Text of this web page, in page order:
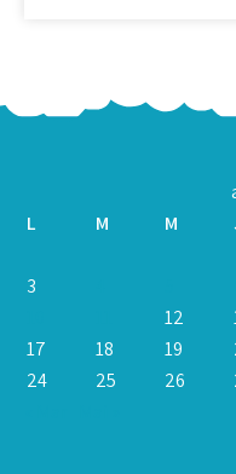
L
M M
3
12
17
18 19
24
25 26